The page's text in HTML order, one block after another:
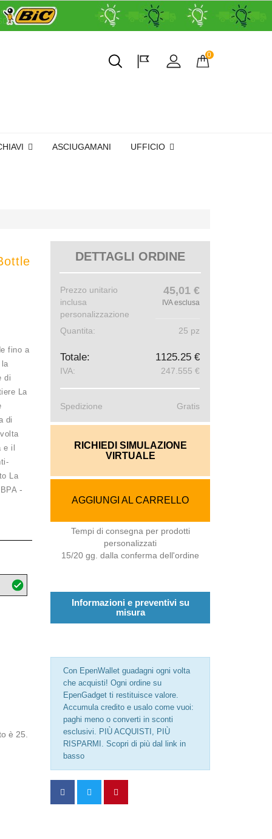
0
ASCIUGAMANI UFFICIO
fino a
di
La
di
il
La
-
è 25.
DETTAGLI ORDINE
Prezzo unitario
inclusa
personalizzazione
45,01 €
IVA esclusa
Quantita: 25 pz
Totale: 1125.25 €
IVA: 247.555 €
Spedizione Gratis
RICHIEDI SIMULAZIONE
VIRTUALE
AGGIUNGI AL CARRELLO
Tempi di consegna per prodotti
personalizzati
15/20 gg. dalla conferma dell'ordine
Informazioni e preventivi su
misura
Con EpenWallet guadagni ogni volta
che acquisti! Ogni ordine su
EpenGadget ti restituisce valore.
Accumula credito e usalo come vuoi:
paghi meno o converti in sconti
esclusivi. PIÙ ACQUISTI, PIÙ
RISPARMI. Scopri di più dal link in
basso